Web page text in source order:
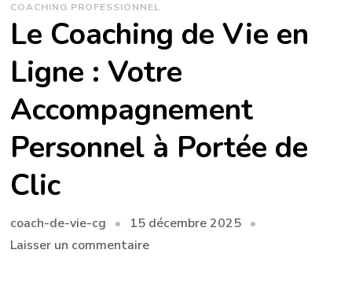
COACHING PROFESSIONNEL
Le Coaching de Vie en
Ligne : Votre
Accompagnement
Personnel à Portée de
Clic
coach-de-vie-cg
15 décembre 2025
Laisser un commentairesur